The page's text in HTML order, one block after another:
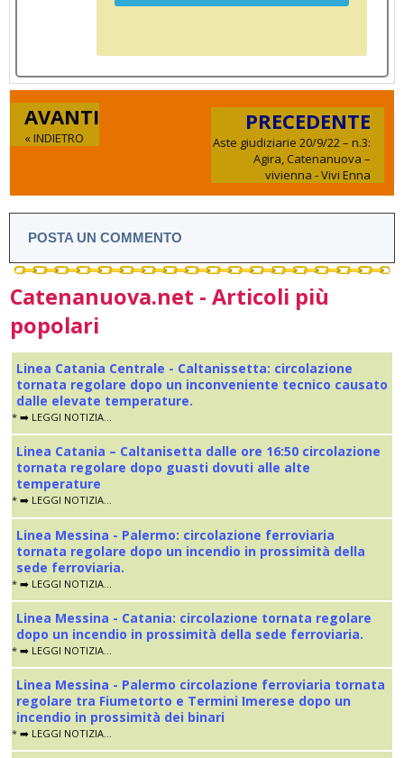
AVANTI
« INDIETRO
PRECEDENTE
Aste giudiziarie 20/9/22 – n.3:
Agira, Catenanuova –
vivienna - Vivi Enna
POSTA UN COMMENTO
Catenanuova.net - Articoli più
popolari
Linea Catania Centrale - Caltanissetta: circolazione
tornata regolare dopo un inconveniente tecnico causato
dalle elevate temperature.
* ➡️ LEGGI NOTIZIA...
Linea Catania – Caltanisetta dalle ore 16:50 circolazione
tornata regolare dopo guasti dovuti alle alte
temperature
* ➡️ LEGGI NOTIZIA...
Linea Messina - Palermo: circolazione ferroviaria
tornata regolare dopo un incendio in prossimità della
sede ferroviaria.
* ➡️ LEGGI NOTIZIA...
Linea Messina - Catania: circolazione tornata regolare
dopo un incendio in prossimità della sede ferroviaria.
* ➡️ LEGGI NOTIZIA...
Linea Messina - Palermo circolazione ferroviaria tornata
regolare tra Fiumetorto e Termini Imerese dopo un
incendio in prossimità dei binari
* ➡️ LEGGI NOTIZIA...